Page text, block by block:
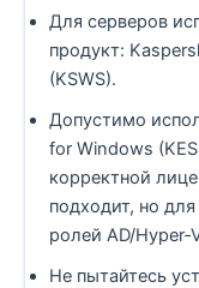
Для серверов
продукт:
(KSWS).
Допустимо
for Windows
корректной
подходит, но
ролей AD/
Не пытайтесь